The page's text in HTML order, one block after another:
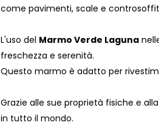
come pavimenti, scale e
L'uso del Marmo Verde Laguna
freschezza e serenità.
Questo marmo è adatto per
Grazie alle sue proprietà fisiche e
in tutto il mondo.